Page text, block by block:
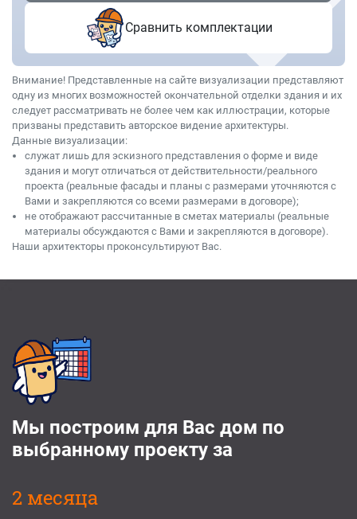
Сравнить комплектации
Внимание! Представленные на сайте визуализации представляют
одну из многих возможностей окончательной отделки здания и их
следует рассматривать не более чем как иллюстрации, которые
призваны представить авторское видение архитектуры.
Данные визуализации:
служат лишь для эскизного представления о форме и виде
здания и могут отличаться от действительности/реального
проекта (реальные фасады и планы с размерами уточняются с
Вами и закрепляются со всеми размерами в договоре);
не отображают рассчитанные в сметах материалы (реальные
материалы обсуждаются с Вами и закрепляются в договоре).
Наши архитекторы проконсультируют Вас.
Мы построим для Вас дом по
выбранному проекту за
2 месяца